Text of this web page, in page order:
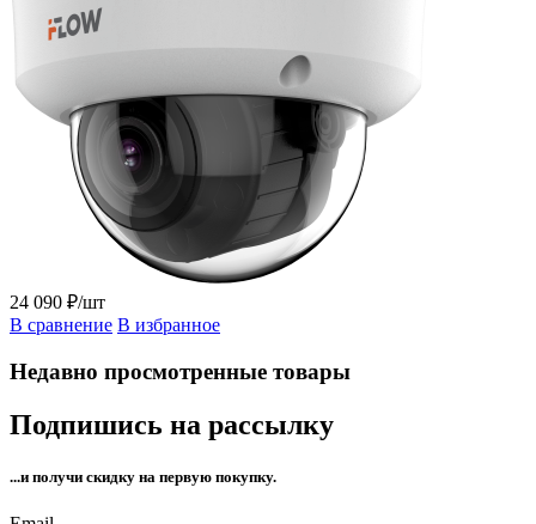
24 090 ₽/шт
В сравнение В избранное
Недавно просмотренные товары
Подпишись на рассылку
...и получи скидку на первую покупку.